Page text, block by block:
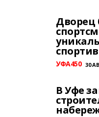
Дворец
УФА450 30
В Уфе